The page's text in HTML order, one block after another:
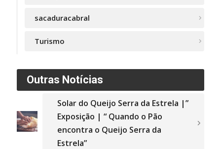
sacaduracabral
Turismo
Outras Notícias
Solar do Queijo Serra da Estrela |”
Exposição | “ Quando o Pão
encontra o Queijo Serra da
Estrela”